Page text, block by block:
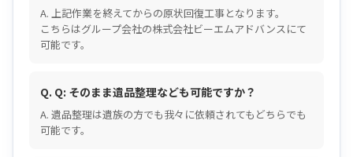
A. 上記作業を終えてからの原状回復工事となります。
こちらはグループ会社の株式会社ビーエムアドバンスにて
可能です。
Q. Q: そのまま遺品整理なども可能ですか？
A. 遺品整理は遺族の方でも我々に依頼されてもどちらでも
可能です。